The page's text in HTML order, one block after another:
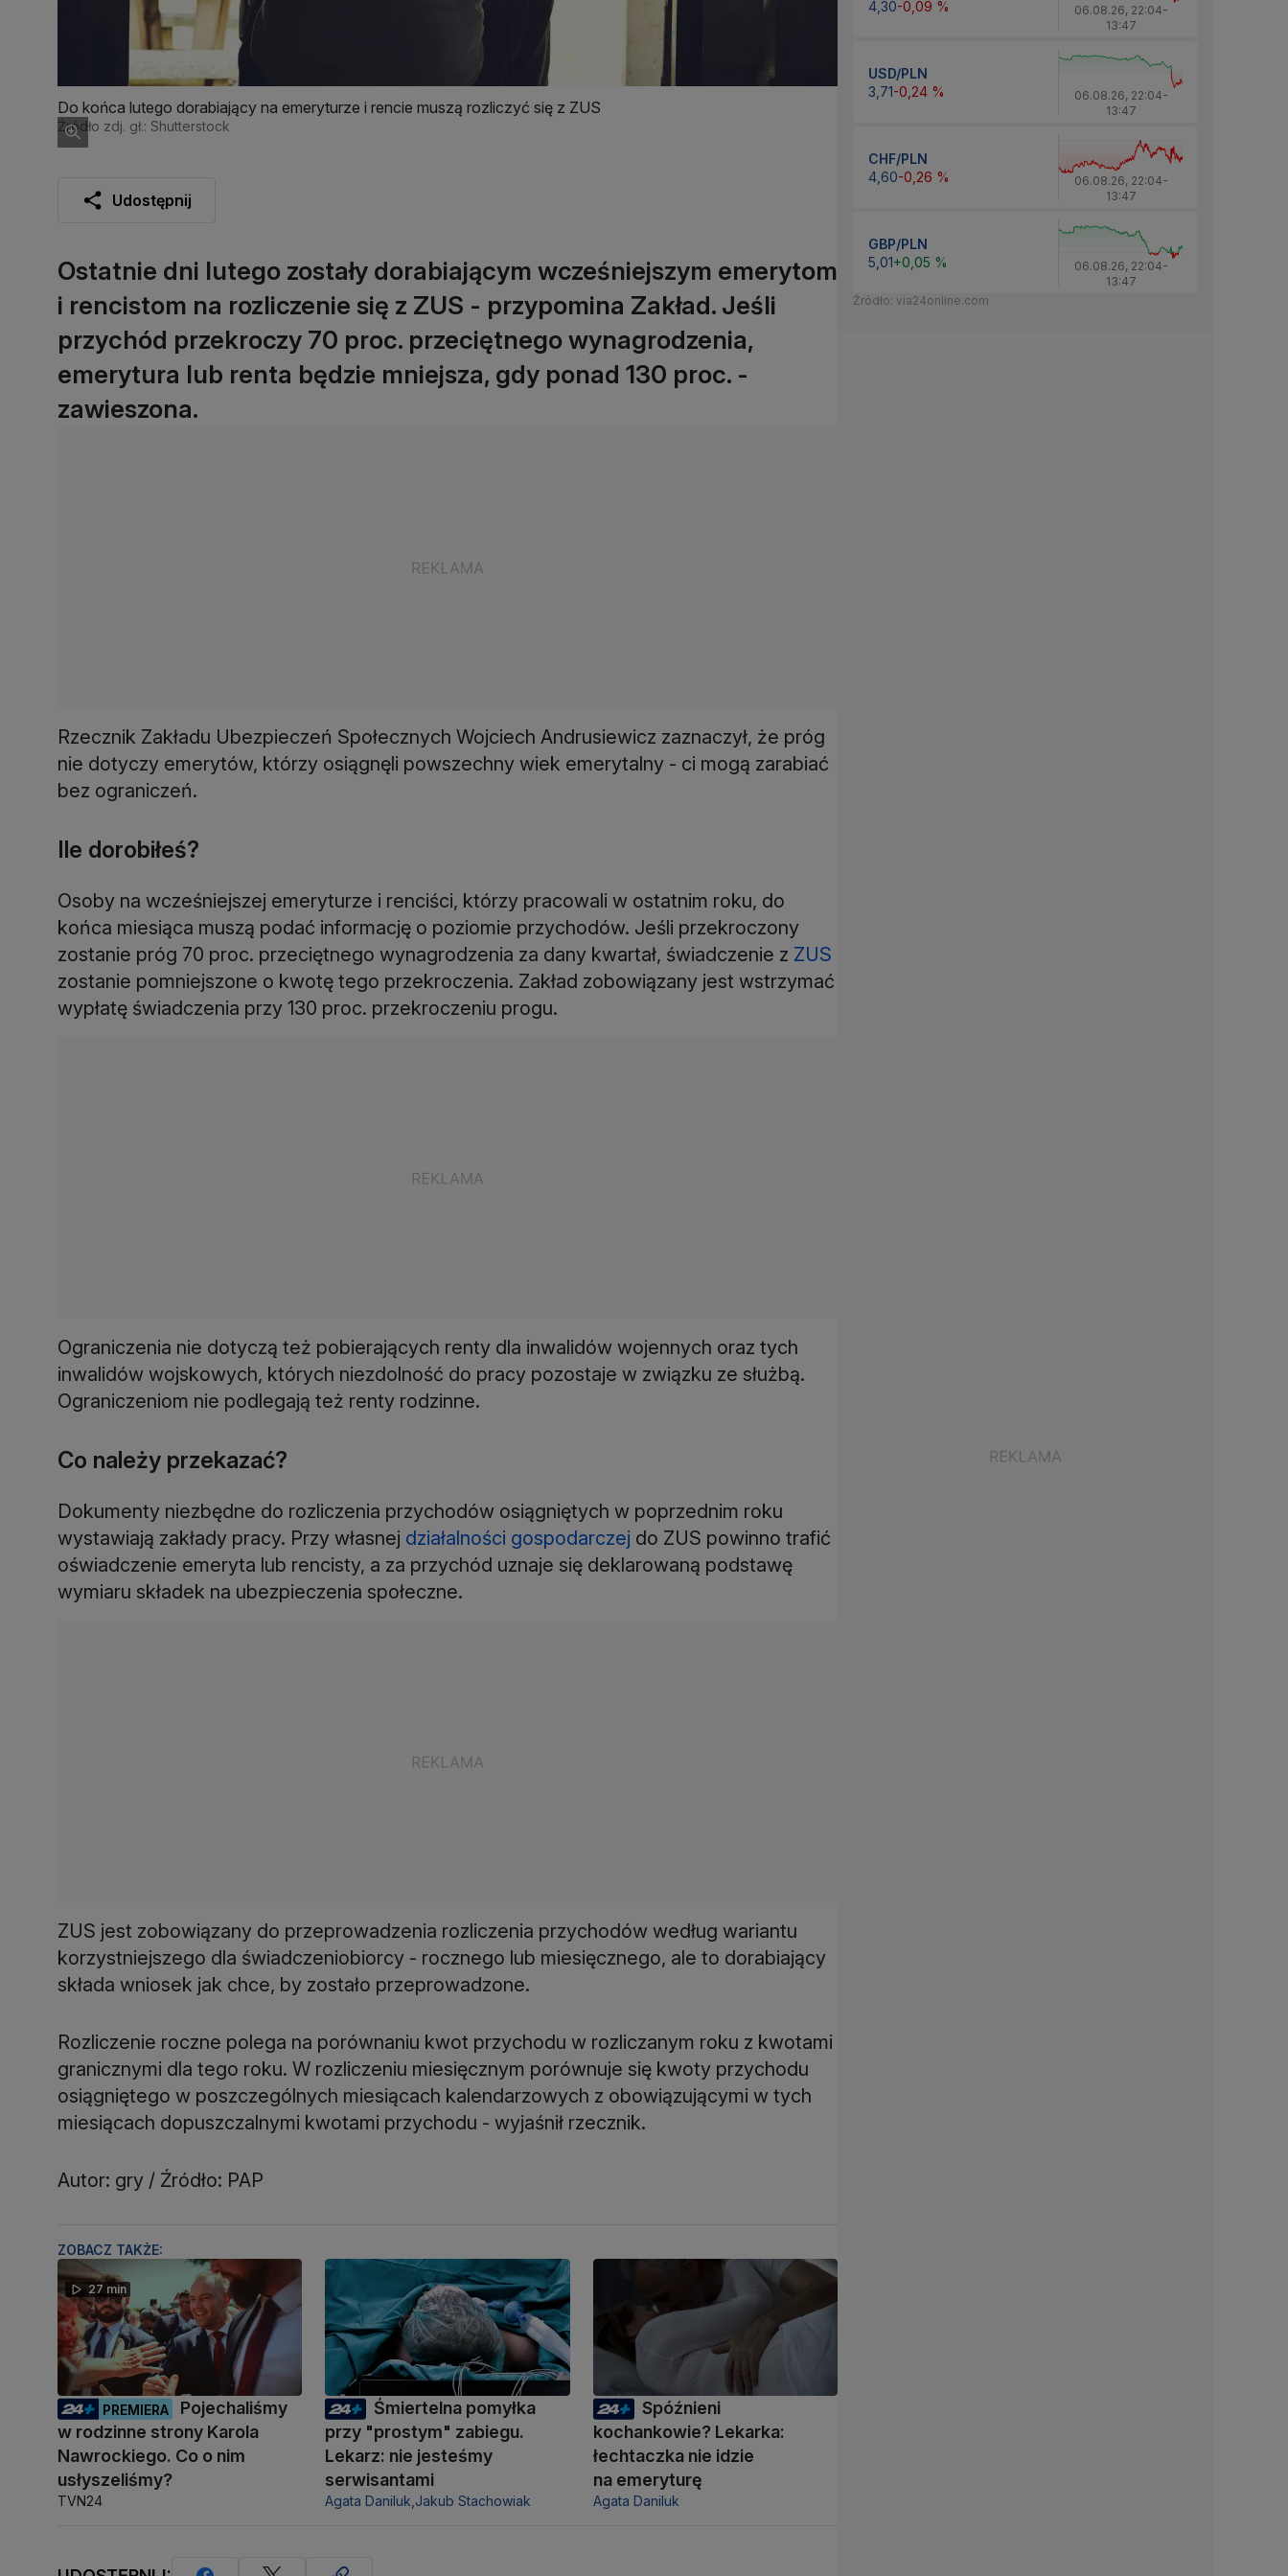
Do końca lutego dorabiający na emeryturze i rencie muszą rozliczyć się z ZUS
Źródło zdj. gł.: Shutterstock
Udostępnij
Ostatnie dni lutego zostały dorabiającym wcześniejszym emerytom
i rencistom na rozliczenie się z ZUS - przypomina Zakład. Jeśli
przychód przekroczy 70 proc. przeciętnego wynagrodzenia,
emerytura lub renta będzie mniejsza, gdy ponad 130 proc. -
zawieszona.
Rzecznik Zakładu Ubezpieczeń Społecznych Wojciech Andrusiewicz zaznaczył, że próg
nie dotyczy emerytów, którzy osiągnęli powszechny wiek emerytalny - ci mogą zarabiać
bez ograniczeń.
Ile dorobiłeś?
Osoby na wcześniejszej emeryturze i renciści, którzy pracowali w ostatnim roku, do
końca miesiąca muszą podać informację o poziomie przychodów. Jeśli przekroczony
zostanie próg 70 proc. przeciętnego wynagrodzenia za dany kwartał, świadczenie z ZUS
zostanie pomniejszone o kwotę tego przekroczenia. Zakład zobowiązany jest wstrzymać
wypłatę świadczenia przy 130 proc. przekroczeniu progu.
Ograniczenia nie dotyczą też pobierających renty dla inwalidów wojennych oraz tych
inwalidów wojskowych, których niezdolność do pracy pozostaje w związku ze służbą.
Ograniczeniom nie podlegają też renty rodzinne.
Co należy przekazać?
Dokumenty niezbędne do rozliczenia przychodów osiągniętych w poprzednim roku
wystawiają zakłady pracy. Przy własnej działalności gospodarczej do ZUS powinno trafić
oświadczenie emeryta lub rencisty, a za przychód uznaje się deklarowaną podstawę
wymiaru składek na ubezpieczenia społeczne.
ZUS jest zobowiązany do przeprowadzenia rozliczenia przychodów według wariantu
korzystniejszego dla świadczeniobiorcy - rocznego lub miesięcznego, ale to dorabiający
składa wniosek jak chce, by zostało przeprowadzone.
Rozliczenie roczne polega na porównaniu kwot przychodu w rozliczanym roku z kwotami
granicznymi dla tego roku. W rozliczeniu miesięcznym porównuje się kwoty przychodu
osiągniętego w poszczególnych miesiącach kalendarzowych z obowiązującymi w tych
miesiącach dopuszczalnymi kwotami przychodu - wyjaśnił rzecznik.
Autor: gry / Źródło: PAP
ZOBACZ TAKŻE:
27 min
PREMIERA
Pojechaliśmy
w rodzinne strony Karola
Nawrockiego. Co o nim
usłyszeliśmy?
TVN24
Śmiertelna pomyłka
przy "prostym" zabiegu.
Lekarz: nie jesteśmy
serwisantami
Agata Daniluk, Jakub Stachowiak
Spóźnieni
kochankowie? Lekarka:
łechtaczka nie idzie
na emeryturę
Agata Daniluk
4,30-0,09 % 06.08.26, 22:04-
13:47
USD/PLN
3,71-0,24 % 06.08.26, 22:04-
13:47
CHF/PLN
4,60-0,26 % 06.08.26, 22:04-
13:47
GBP/PLN
5,01+0,05 % 06.08.26, 22:04-
13:47
Źródło: via24online.com